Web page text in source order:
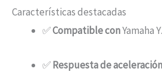
Características destacadas
✅Compatible conYamaha
✅Respuesta de